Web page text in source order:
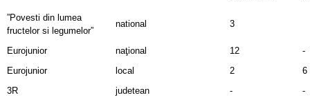
”Povesti din lumea
fructelor si legumelor”
national 3
Eurojunior naţional 12
-
Eurojunior
local 2
6
3R
judetean -
-